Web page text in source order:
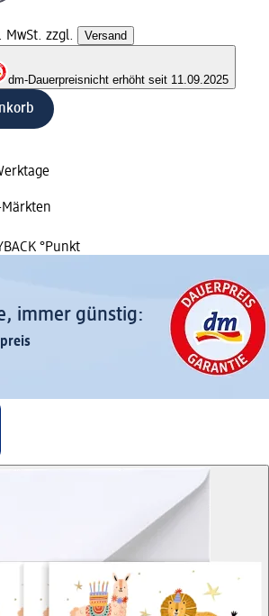
MwSt. zzgl. Versand
dm-Dauerpreisnicht erhöht seit 11.09.2025
°Punkt
immer günstig: